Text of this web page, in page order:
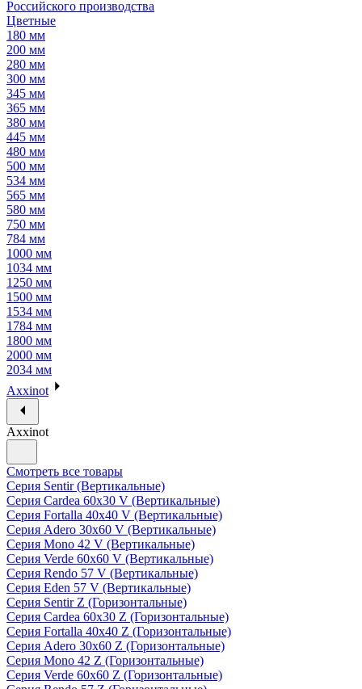
Российского производства
Цветные
180 мм
200 мм
280 мм
300 мм
345 мм
365 мм
380 мм
445 мм
480 мм
500 мм
534 мм
565 мм
580 мм
750 мм
784 мм
1000 мм
1034 мм
1250 мм
1500 мм
1534 мм
1784 мм
1800 мм
2000 мм
2034 мм
Axxinot
Axxinot
Смотреть все товары
Серия Sentir (Вертикальные)
Серия Cardea 60х30 V (Вертикальные)
Серия Fortalla 40х40 V (Вертикальные)
Серия Adero 30х60 V (Вертикальные)
Серия Mono 42 V (Вертикальные)
Серия Verde 60х60 V (Вертикальные)
Серия Rendo 57 V (Вертикальные)
Серия Eden 57 V (Вертикальные)
Серия Sentir Z (Горизонтальные)
Серия Cardea 60х30 Z (Горизонтальные)
Серия Fortalla 40х40 Z (Горизонтальные)
Серия Adero 30х60 Z (Горизонтальные)
Серия Mono 42 Z (Горизонтальные)
Серия Verde 60х60 Z (Горизонтальные)